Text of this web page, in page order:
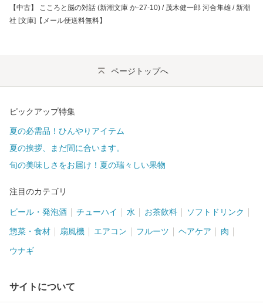
【中古】 こころと脳の対話 (新潮文庫 か-27-10) / 茂木健一郎 河合隼雄 / 新潮
社 [文庫]【メール便送料無料】
ページトップへ
ピックアップ特集
夏の必需品！ひんやりアイテム
夏の挨拶、まだ間に合います。
旬の美味しさをお届け！夏の瑞々しい果物
注目のカテゴリ
ビール・発泡酒 チューハイ 水 お茶飲料 ソフトドリンク
惣菜・食材 扇風機 エアコン フルーツ ヘアケア 肉
ウナギ
サイトについて